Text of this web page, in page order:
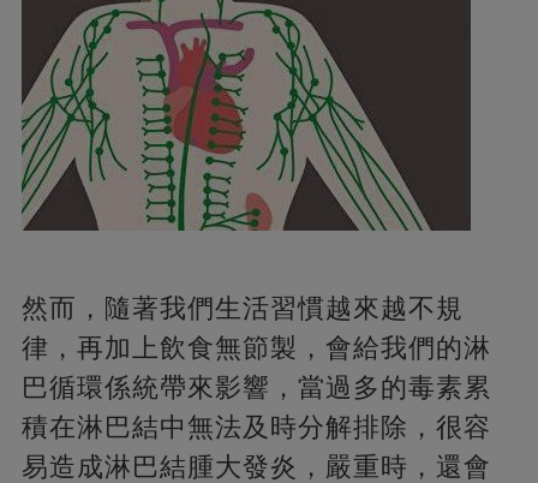
然而，隨著我們生活習慣越來越不規
律，再加上飲食無節製，會給我們的淋
巴循環係統帶來影響，當過多的毒素累
積在淋巴結中無法及時分解排除，很容
易造成淋巴結腫大發炎，嚴重時，還會